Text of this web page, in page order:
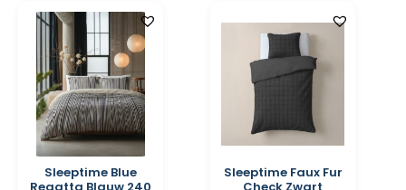
Sleeptime Blue
Sleeptime Faux Fur